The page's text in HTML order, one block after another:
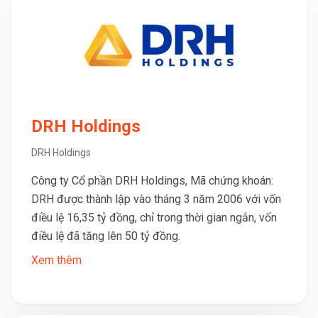
DRH Holdings
DRH Holdings
Công ty Cổ phần DRH Holdings, Mã chứng khoán:
DRH được thành lập vào tháng 3 năm 2006 với vốn
điều lệ 16,35 tỷ đồng, chỉ trong thời gian ngắn, vốn
điều lệ đã tăng lên 50 tỷ đồng.
Xem thêm